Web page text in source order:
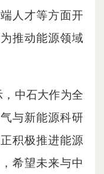
人才等方面开
推动能源领域
，中石大作为全
与新能源科研
积极推进能源
希望未来与中